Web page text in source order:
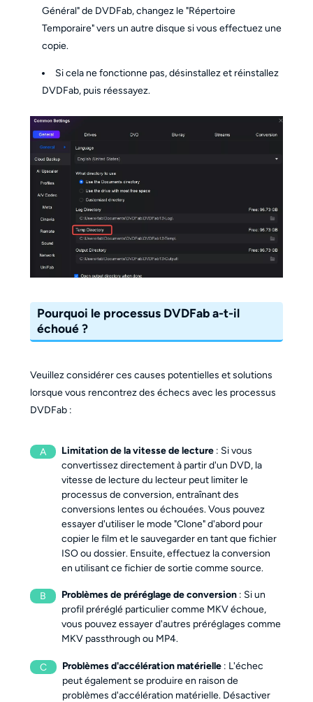
Général" de DVDFab, changez le "Répertoire
Temporaire" vers un autre disque si vous effectuez une
copie.
Si cela ne fonctionne pas, désinstallez et réinstallez
DVDFab, puis réessayez.
Pourquoi le processus DVDFab a-t-il
échoué ?
Veuillez considérer ces causes potentielles et solutions
lorsque vous rencontrez des échecs avec les processus
DVDFab :
A Limitation de la vitesse de lecture : Si vous
convertissez directement à partir d'un DVD, la
vitesse de lecture du lecteur peut limiter le
processus de conversion, entraînant des
conversions lentes ou échouées. Vous pouvez
essayer d'utiliser le mode "Clone" d'abord pour
copier le film et le sauvegarder en tant que fichier
ISO ou dossier. Ensuite, effectuez la conversion
en utilisant ce fichier de sortie comme source.
B Problèmes de préréglage de conversion : Si un
profil préréglé particulier comme MKV échoue,
vous pouvez essayer d'autres préréglages comme
MKV passthrough ou MP4.
C Problèmes d'accélération matérielle : L'échec
peut également se produire en raison de
problèmes d'accélération matérielle. Désactiver